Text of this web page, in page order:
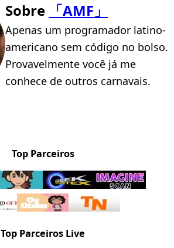
Sobre 「AMF」
Apenas um programador latino-
americano sem código no bolso.
Provavelmente você já me
conhece de outros carnavais.
Top Parceiros
Top Parceiros Live